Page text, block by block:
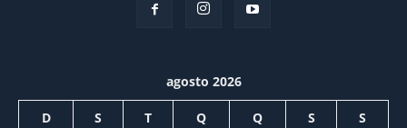
agosto 2026
D S T Q Q S S